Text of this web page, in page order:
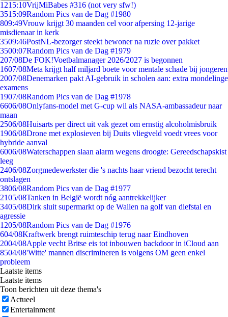
1215:10VrijMiBabes #316 (not very sfw!)
3515:09Random Pics van de Dag #1980
809:49Vrouw krijgt 30 maanden cel voor afpersing 12-jarige
misdienaar in kerk
3509:46PostNL-bezorger steekt bewoner na ruzie over pakket
3500:07Random Pics van de Dag #1979
207/08De FOK!Voetbalmanager 2026/2027 is begonnen
1607/08Meta krijgt half miljard boete voor mentale schade bij jongeren
2007/08Denemarken pakt AI-gebruik in scholen aan: extra mondelinge
examens
1907/08Random Pics van de Dag #1978
6606/08Onlyfans-model met G-cup wil als NASA-ambassadeur naar
maan
2506/08Huisarts per direct uit vak gezet om ernstig alcoholmisbruik
1906/08Drone met explosieven bij Duits vliegveld voedt vrees voor
hybride aanval
6006/08Waterschappen slaan alarm wegens droogte: Gereedschapskist
leeg
2406/08Zorgmedewerkster die 's nachts haar vriend bezocht terecht
ontslagen
3806/08Random Pics van de Dag #1977
2105/08Tanken in België wordt nóg aantrekkelijker
3405/08Dirk sluit supermarkt op de Wallen na golf van diefstal en
agressie
1205/08Random Pics van de Dag #1976
604/08Kraftwerk brengt ruimteschip terug naar Eindhoven
2004/08Apple vecht Britse eis tot inbouwen backdoor in iCloud aan
8504/08'Witte' mannen discrimineren is volgens OM geen enkel
probleem
Laatste items
Laatste items
Toon berichten uit deze thema's
Actueel
Entertainment